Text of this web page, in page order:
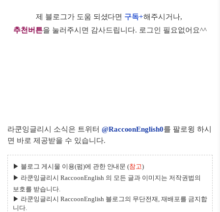
제 블로그가 도움 되셨다면 구독+해주시거나,
추천버튼을 눌러주시면 감사드립니다. 로그인 필요없어요^^
라쿤잉글리시 소식은 트위터 @RaccoonEnglish0를 팔로윙 하시
면 바로 제공받을 수 있습니다.
▶ 블로그 게시물 이용(펌)에 관한 안내문 (참고)
▶ 라쿤잉글리시 RaccoonEnglish 의 모든 글과 이미지는 저작권법의
보호를 받습니다.
▶ 라쿤잉글리시 RaccoonEnglish 블로그의 무단전재, 재배포를 금지합
니다.